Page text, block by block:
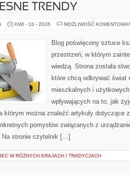
TRENDY
KWI - 16 - 2026 MOŻLIWOŚĆ
Blog poświęcony sztuce
przestrzeń, w którym
wiedzą. Strona została
które chcą odkrywać świat
mieszkalnych i
wpływających na to, jak
którym można znaleźć artykuły dotyczące
pomysłów związanych z
Na stronie czytelnik […]
W RÓŻNYCH KRAJACH I TRADYCJACH